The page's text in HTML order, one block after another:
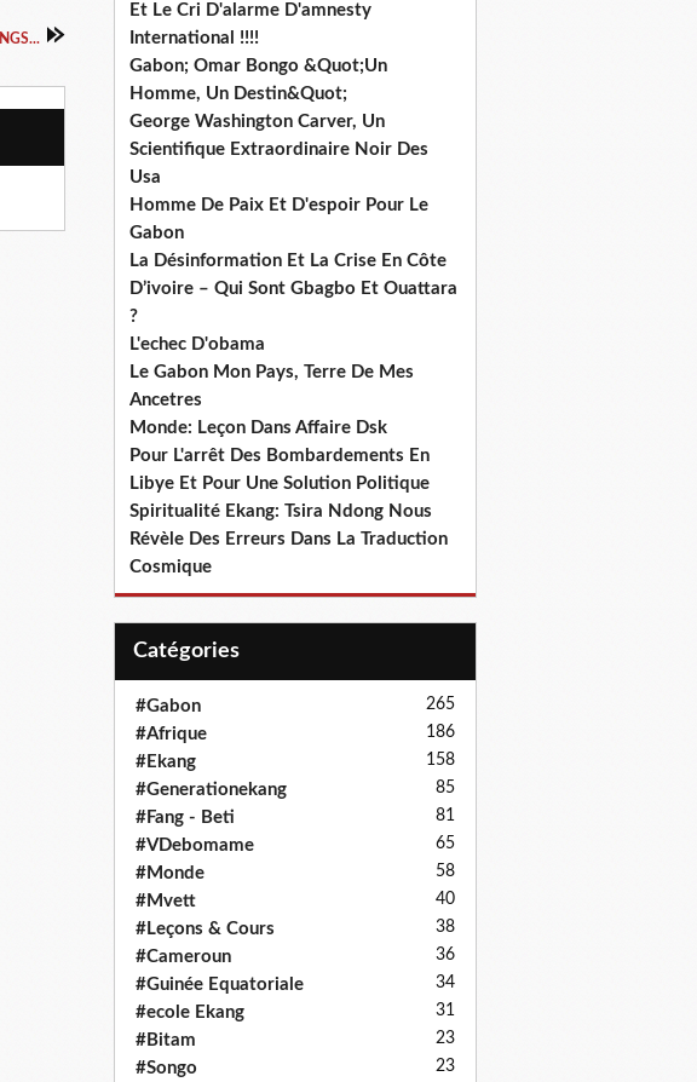
Et Le Cri D'alarme D'amnesty
International !!!!
Gabon; Omar Bongo &Quot;Un
Homme, Un Destin&Quot;
George Washington Carver, Un
Scientifique Extraordinaire Noir Des
Usa
Homme De Paix Et D'espoir Pour Le
Gabon
La Désinformation Et La Crise En Côte
D’ivoire – Qui Sont Gbagbo Et Ouattara
?
L'echec D'obama
Le Gabon Mon Pays, Terre De Mes
Ancetres
Monde: Leçon Dans Affaire Dsk
Pour L'arrêt Des Bombardements En
Libye Et Pour Une Solution Politique
Spiritualité Ekang: Tsira Ndong Nous
Révèle Des Erreurs Dans La Traduction
Cosmique
Catégories
#Gabon 265
#Afrique 186
#Ekang 158
#Generationekang 85
#Fang - Beti 81
#VDebomame 65
#Monde 58
#Mvett 40
#Leçons & Cours 38
#Cameroun 36
#Guinée Equatoriale 34
#ecole Ekang 31
#Bitam 23
#Songo 23